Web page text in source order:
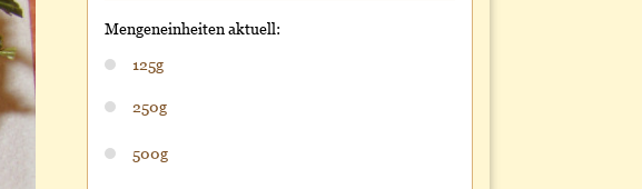
Mengeneinheiten aktuell:
125g
250g
500g